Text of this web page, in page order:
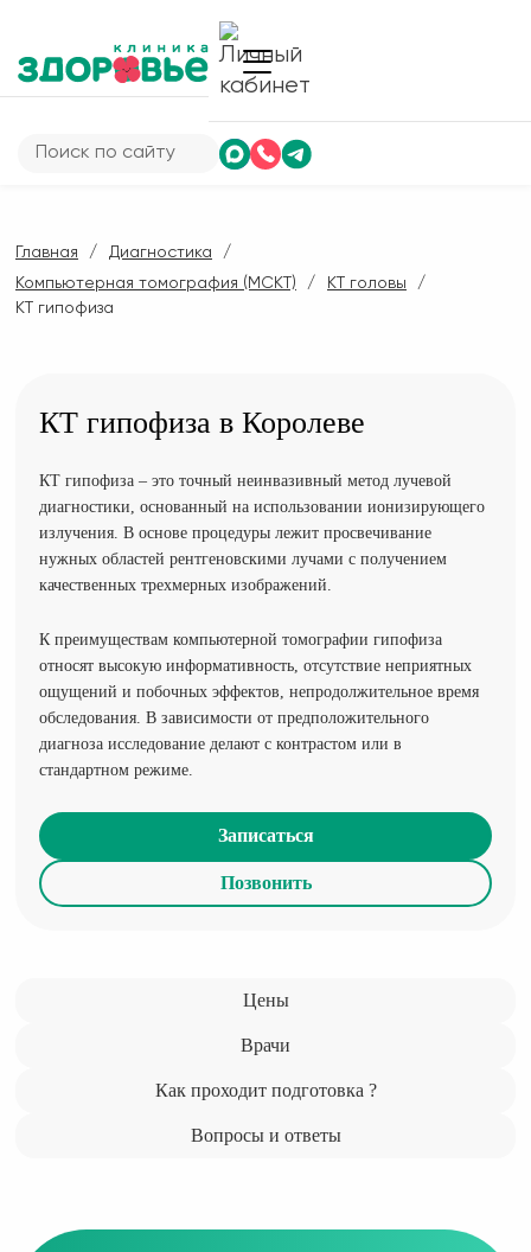
Главная
Диагностика
Компьютерная томография (МСКТ)
КТ головы
КТ гипофиза
КТ гипофиза в Королеве
КТ гипофиза – это точный неинвазивный метод лучевой
диагностики, основанный на использовании ионизирующего
излучения. В основе процедуры лежит просвечивание
нужных областей рентгеновскими лучами с получением
качественных трехмерных изображений.
К преимуществам компьютерной томографии гипофиза
относят высокую информативность, отсутствие неприятных
ощущений и побочных эффектов, непродолжительное время
обследования. В зависимости от предположительного
диагноза исследование делают с контрастом или в
стандартном режиме.
Записаться
Позвонить
Цены
Врачи
Как проходит подготовка ?
Вопросы и ответы